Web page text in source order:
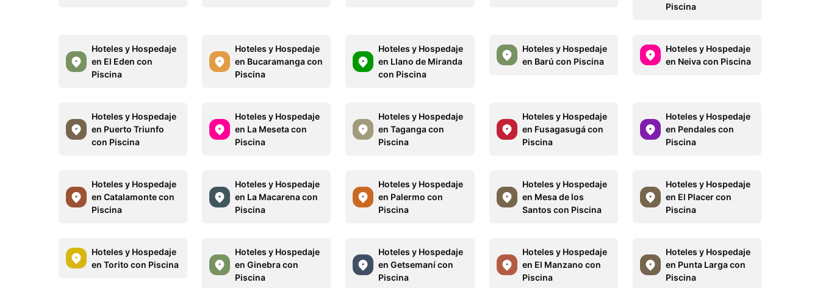
Piscina
Hoteles y Hospedaje
en El Eden con
Piscina
Hoteles y Hospedaje
en Bucaramanga con
Piscina
Hoteles y Hospedaje
en Llano de Miranda
con Piscina
Hoteles y Hospedaje
en Barú con Piscina
Hoteles y Hospedaje
en Neiva con Piscina
Hoteles y Hospedaje
en Puerto Triunfo
con Piscina
Hoteles y Hospedaje
en La Meseta con
Piscina
Hoteles y Hospedaje
en Taganga con
Piscina
Hoteles y Hospedaje
en Fusagasugá con
Piscina
Hoteles y Hospedaje
en Pendales con
Piscina
Hoteles y Hospedaje
en Catalamonte con
Piscina
Hoteles y Hospedaje
en La Macarena con
Piscina
Hoteles y Hospedaje
en Palermo con
Piscina
Hoteles y Hospedaje
en Mesa de los
Santos con Piscina
Hoteles y Hospedaje
en El Placer con
Piscina
Hoteles y Hospedaje
en Torito con Piscina
Hoteles y Hospedaje
en Ginebra con
Piscina
Hoteles y Hospedaje
en Getsemaní con
Piscina
Hoteles y Hospedaje
en El Manzano con
Piscina
Hoteles y Hospedaje
en Punta Larga con
Piscina